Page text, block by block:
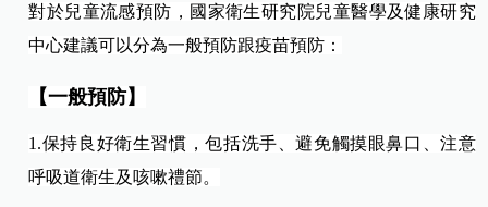
對於兒童流感預防，國家衛生研究院兒童醫學及健康研究
中心建議可以分為一般預防跟疫苗預防：
【一般預防】
1.保持良好衛生習慣，包括洗手、避免觸摸眼鼻口、注意
呼吸道衛生及咳嗽禮節。